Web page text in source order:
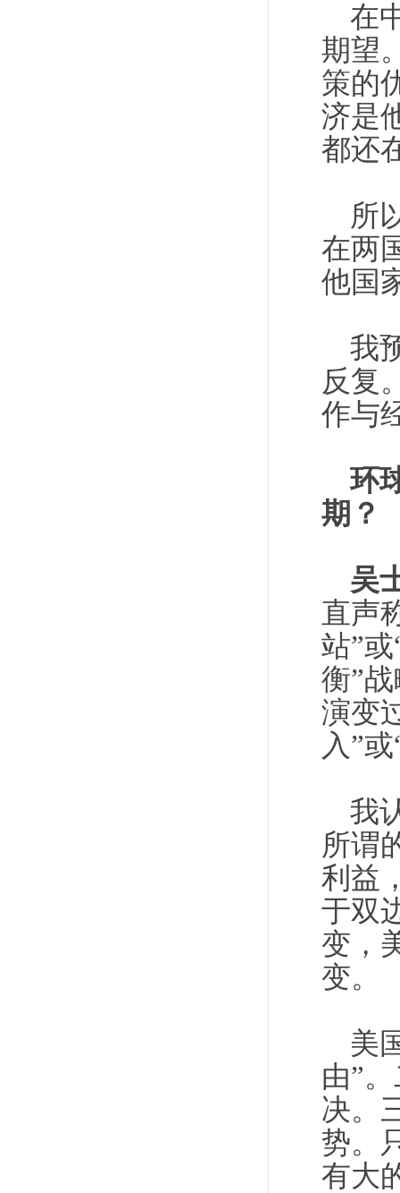
在
期望
策的
济是
都还
所
在两
他国
我
反复
作与
环
期？
吴
直声
站”
衡”
演变
入”
我
所谓
利益
于双
变，
变。
美
由”
决。
势。
有大